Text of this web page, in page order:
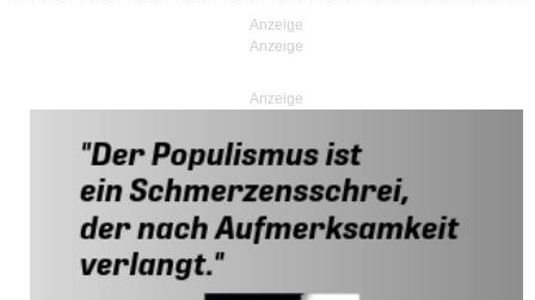
Anzeige